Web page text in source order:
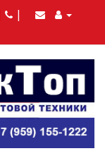
|